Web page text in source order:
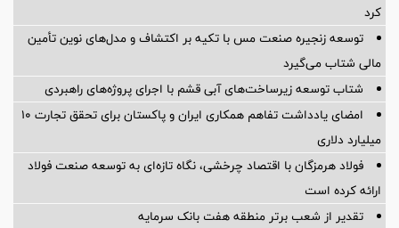
کرد
توسعه زنجیره صنعت مس با تکیه بر اکتشاف و مدل‌های نوین تأمین
مالی شتاب می‌گیرد
شتاب توسعه زیرساخت‌های آبی قشم با اجرای پروژه‌های راهبردی
امضای یادداشت تفاهم همکاری ایران و پاکستان برای تحقق تجارت ۱۰
میلیارد دلاری
فولاد هرمزگان با اقتصاد چرخشی، نگاه تازه‌ای به توسعه صنعت فولاد
ارائه کرده است
تقدیر از شعب برتر منطقه هفت بانک سرمایه